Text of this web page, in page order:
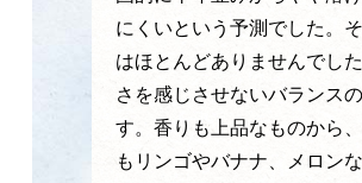
にくいという予測でした。
はほとんどありませんでし
さを感じさせないバランス
す。香りも上品なものから
もリンゴやバナナ、メロン